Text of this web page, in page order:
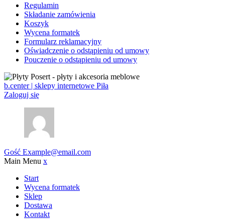
Regulamin
Składanie zamówienia
Koszyk
Wycena formatek
Formularz reklamacyjny
Oświadczenie o odstąpieniu od umowy
Pouczenie o odstąpieniu od umowy
b.center | sklepy internetowe Piła
Zaloguj się
Gość Example@email.com
Main Menu x
Start
Wycena formatek
Sklep
Dostawa
Kontakt